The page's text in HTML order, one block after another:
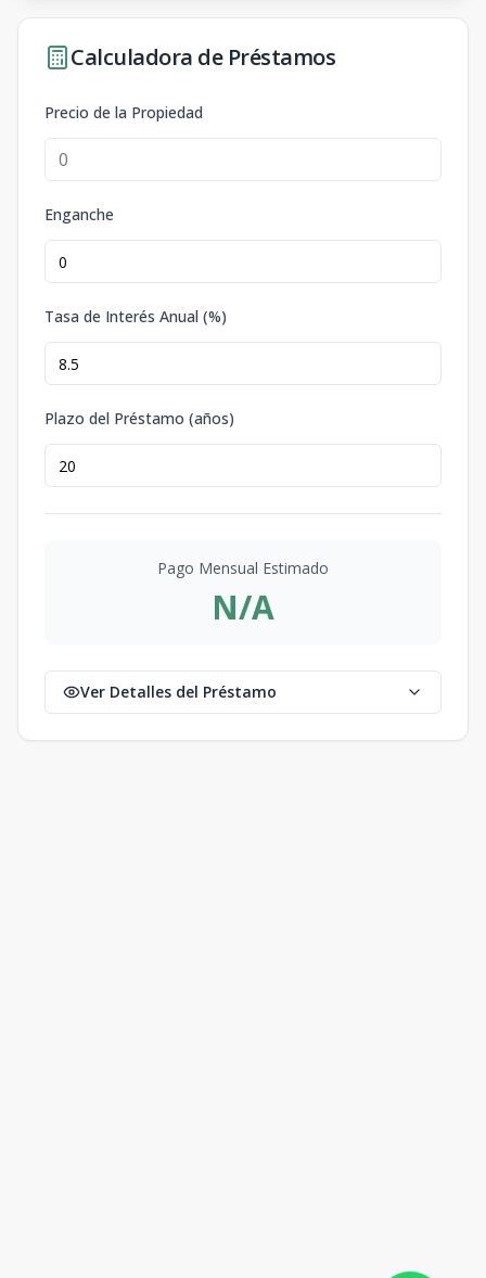
Calculadora de Préstamos
Precio de la Propiedad
Enganche
Tasa de Interés Anual (%)
Plazo del Préstamo (años)
Pago Mensual Estimado
N/A
Ver Detalles del Préstamo